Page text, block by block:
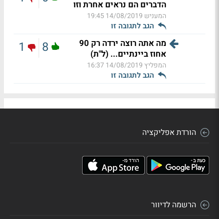
הדברים הם נראים אחרת וזו
המעניש 14/08/2019 19:45
הגב לתגובה זו
מה אתה רוצה ירדה רק 90
אחוז ביינתיים... (ל"ת)
המפליץ 14/08/2019 16:37
הגב לתגובה זו
8
1
הורדת אפליקציה
הרשמה לדיוור